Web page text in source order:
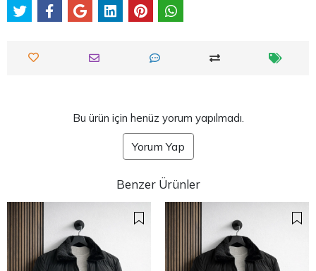
Bu ürün için henüz yorum yapılmadı.
Yorum Yap
Benzer Ürünler